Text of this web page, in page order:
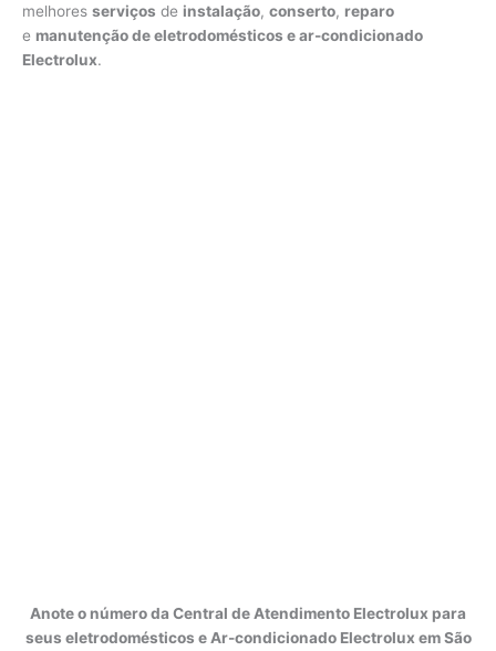
melhores serviços de instalação, conserto, reparo
e manutenção de eletrodomésticos e ar-condicionado
Electrolux.
Anote o número da Central de Atendimento Electrolux para
seus eletrodomésticos e Ar-condicionado Electrolux em São